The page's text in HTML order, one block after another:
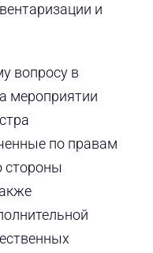
и
вопросу в
мероприятии
по правам
стороны